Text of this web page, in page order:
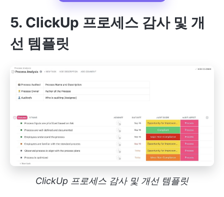
5. ClickUp 프로세스 감사 및 개
선 템플릿
ClickUp 프로세스 감사 및 개선 템플릿